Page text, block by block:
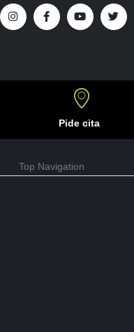
Pide cita
Top Navigation